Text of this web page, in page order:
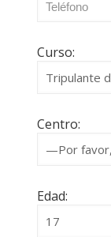
Curso:
Centro:
Edad: